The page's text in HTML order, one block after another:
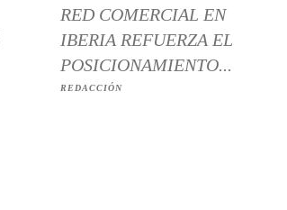
RED COMERCIAL EN
IBERIA REFUERZA EL
POSICIONAMIENTO...
REDACCIÓN